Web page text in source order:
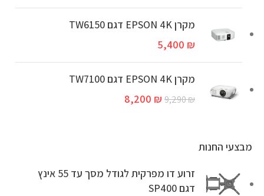
מקרן EPSON 4K דגם TW6150
5,400 ₪
מקרן EPSON 4K דגם TW7100
9,290₪
8,200 ₪
מבצעי החנות
זרוע דו מפרקית לגודל מסך עד 55 אינץ
דגם SP400